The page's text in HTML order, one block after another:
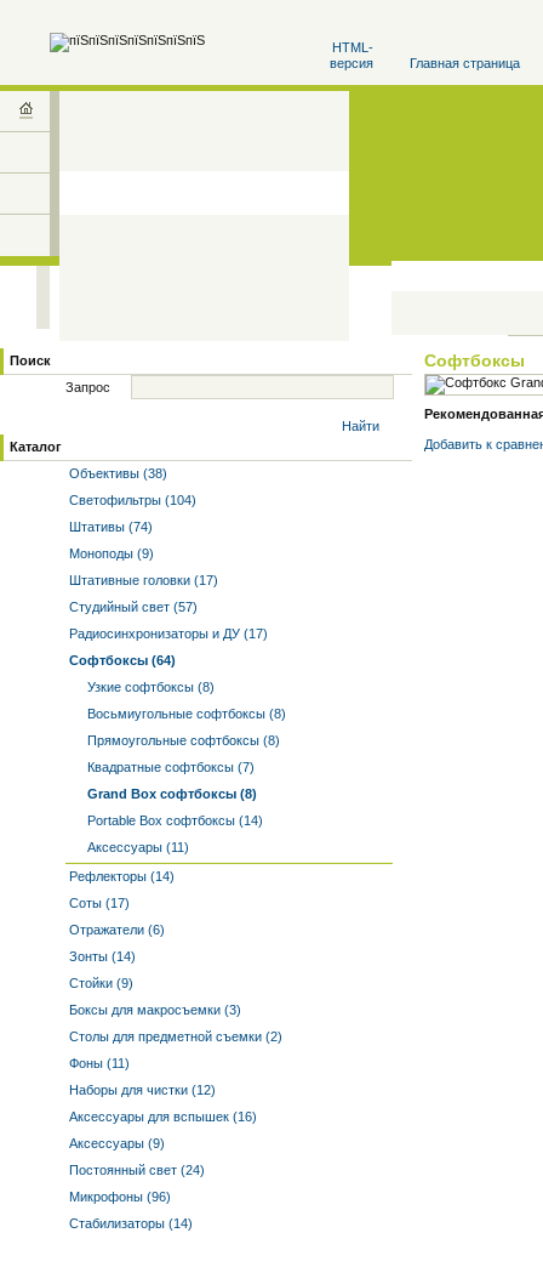
HTML-
версия
Главная страница
Поиск
Запрос
Найти
Каталог
Объективы (38)
Светофильтры (104)
Штативы (74)
Моноподы (9)
Штативные головки (17)
Студийный свет (57)
Радиосинхронизаторы и ДУ (17)
Софтбоксы (64)
Узкие софтбоксы (8)
Восьмиугольные софтбоксы (8)
Прямоугольные софтбоксы (8)
Квадратные софтбоксы (7)
Grand Box софтбоксы (8)
Portable Box софтбоксы (14)
Аксессуары (11)
Рефлекторы (14)
Соты (17)
Отражатели (6)
Зонты (14)
Стойки (9)
Боксы для макросъемки (3)
Столы для предметной съемки (2)
Фоны (11)
Наборы для чистки (12)
Аксессуары для вспышек (16)
Аксессуары (9)
Постоянный свет (24)
Микрофоны (96)
Стабилизаторы (14)
Софтбоксы
Добавить к